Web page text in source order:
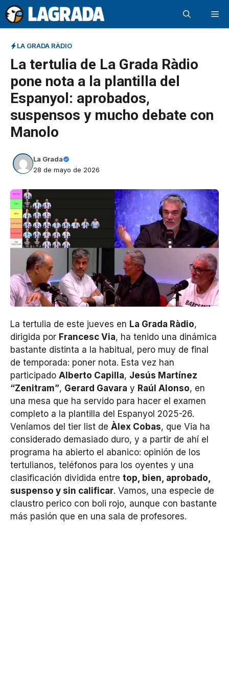
Saltar
al
contenido
LA GRADA RÀDIO
La tertulia de La Grada Ràdio
pone nota a la plantilla del
Espanyol: aprobados,
suspensos y mucho debate con
Manolo
La Grada
28 de mayo de 2026
La tertulia de este jueves en La Grada Ràdio,
dirigida por Francesc Via, ha tenido una dinámica
bastante distinta a la habitual, pero muy de final
de temporada: poner nota. Esta vez han
participado Alberto Capilla, Jesús Martínez
“Zenitram”, Gerard Gavara y Raúl Alonso, en
una mesa que ha servido para hacer el examen
completo a la plantilla del Espanyol 2025-26.
Veníamos del tier list de Àlex Cobas, que Via ha
considerado demasiado duro, y a partir de ahí el
programa ha abierto el abanico: opinión de los
tertulianos, teléfonos para los oyentes y una
clasificación dividida entre top, bien, aprobado,
suspenso y sin calificar. Vamos, una especie de
claustro perico con boli rojo, aunque con bastante
más pasión que en una sala de profesores.